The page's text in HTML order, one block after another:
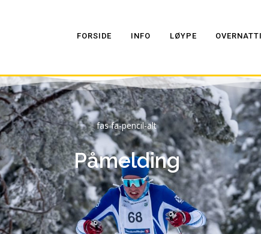
FORSIDE INFO LØYPE
fas fa-pencil-alt
Påmelding